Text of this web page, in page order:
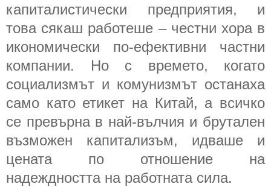
капиталистически предприятия, и
това сякаш работеше – честни хора в
икономически по-ефективни частни
компании. Но с времето, когато
социализмът и комунизмът останаха
само като етикет на Китай, а всичко
се превърна в най-вълчия и брутален
възможен капитализъм, идваше и
цената по отношение на
надеждността на работната сила.